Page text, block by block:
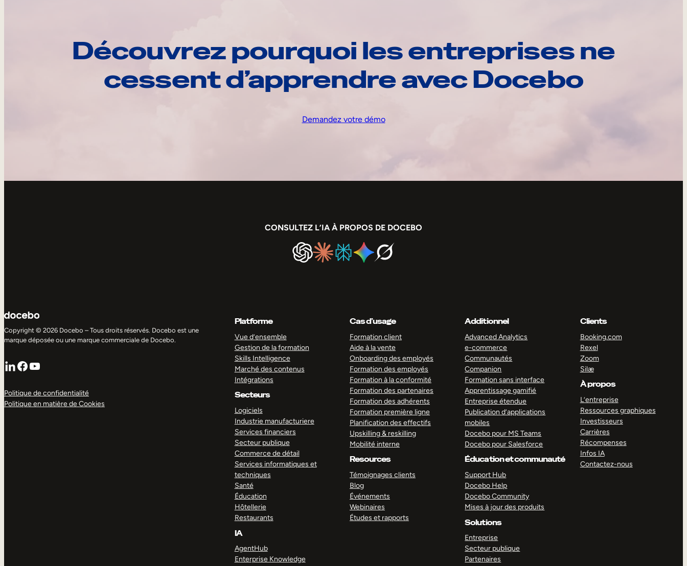
Découvrez pourquoi les entreprises ne
cessent d’apprendre avec Docebo
Demandez votre démo
CONSULTEZ L’IA À PROPOS DE DOCEBO
Copyright © 2026 Docebo – Tous droits réservés. Docebo est une
marque déposée ou une marque commerciale de Docebo.
LinkedIn
Facebook
YouTube
Politique de confidentialité
Politique en matière de Cookies
Platforme
Vue d’ensemble
Gestion de la formation
Skills Intelligence
Marché des contenus
Intégrations
Secteurs
Logiciels
Industrie manufacturiere
Services financiers
Secteur publique
Commerce de détail
Services informatiques et
techniques
Santé
Éducation
Hôtellerie
Restaurants
IA
AgentHub
Enterprise Knowledge
Cas d’usage
Formation client
Aide à la vente
Onboarding des employés
Formation des employés
Formation à la conformité
Formation des partenaires
Formation des adhérents
Formation première ligne
Planification des effectifs
Upskilling & reskilling
Mobilité interne
Resources
Témoignages clients
Blog
Événements
Webinaires
Études et rapports
Additionnel
Advanced Analytics
e-commerce
Communautés
Companion
Formation sans interface
Apprentissage gamifié
Entreprise étendue
Publication d’applications
mobiles
Docebo pour MS Teams
Docebo pour Salesforce
Éducation et communauté
Support Hub
Docebo Help
Docebo Community
Mises à jour des produits
Solutions
Entreprise
Secteur publique
Partenaires
Clients
Booking.com
Rexel
Zoom
Silæ
À propos
L’entreprise
Ressources graphiques
Investisseurs
Carrières
Récompenses
Infos IA
Contactez-nous